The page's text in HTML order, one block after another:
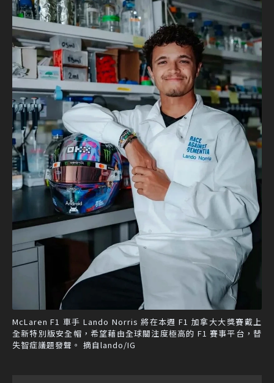
McLaren F1 車手 Lando Norris 將在本週 F1 加拿大大獎賽戴上
全新特別版安全帽，希望藉由全球關注度極高的 F1 賽事平台，替
失智症議題發聲。 摘自lando/IG